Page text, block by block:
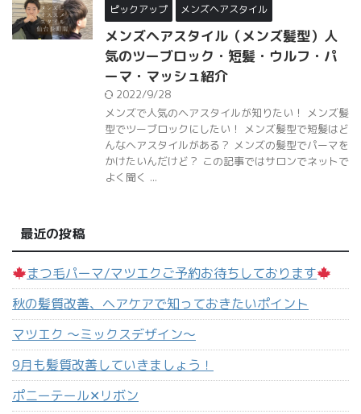
ピックアップ メンズヘアスタイル
メンズヘアスタイル（メンズ髪型）人
気のツーブロック・短髪・ウルフ・パ
ーマ・マッシュ紹介
2022/9/28
メンズで人気のヘアスタイルが知りたい！ メンズ髪
型でツーブロックにしたい！ メンズ髪型で短髪はど
んなヘアスタイルがある？ メンズの髪型でパーマを
かけたいんだけど？ この記事ではサロンでネットで
よく聞く ...
最近の投稿
まつ毛パーマ/マツエクご予約お待ちしております
秋の髪質改善、ヘアケアで知っておきたいポイント
マツエク 〜ミックスデザイン〜
9月も髪質改善していきましょう！
ポニーテール‪✕‬リボン